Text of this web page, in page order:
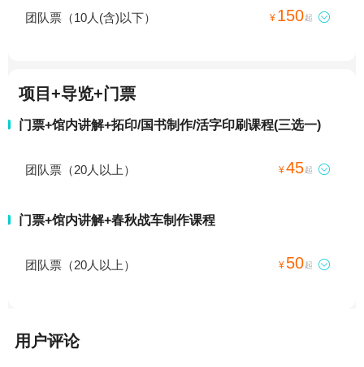
团队票（10人(含)以下） ¥ 150起 
项目+导览+门票
门票+馆内讲解+拓印/国书制作/活字印刷课程(三选一)
团队票（20人以上） ¥45起 
门票+馆内讲解+春秋战车制作课程
团队票（20人以上） ¥ 50起 
用户评论